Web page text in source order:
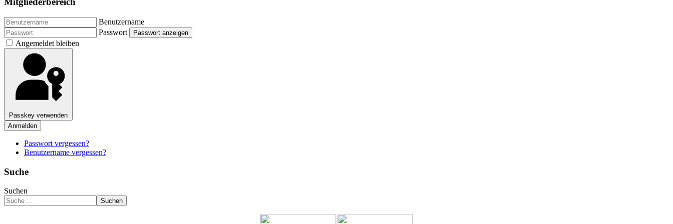
Benutzername
Passwort
Passwort anzeigen
Angemeldet bleiben
Passkey verwenden
Anmelden
Passwort vergessen?
Benutzername vergessen?
Suche
Suchen
Suchen